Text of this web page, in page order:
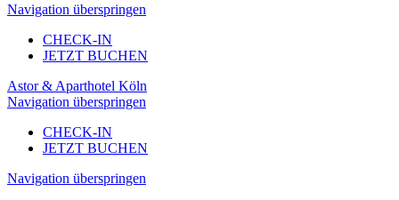
Navigation überspringen
CHECK-IN
JETZT BUCHEN
Astor & Aparthotel Köln
Navigation überspringen
CHECK-IN
JETZT BUCHEN
Navigation überspringen